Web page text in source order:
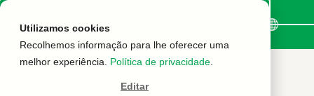
Utilizamos cookies
Recolhemos informação para lhe oferecer uma
melhor experiência. Política de privacidade
Editar